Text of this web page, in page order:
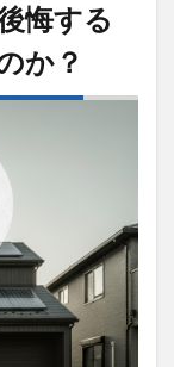
悔する
か？